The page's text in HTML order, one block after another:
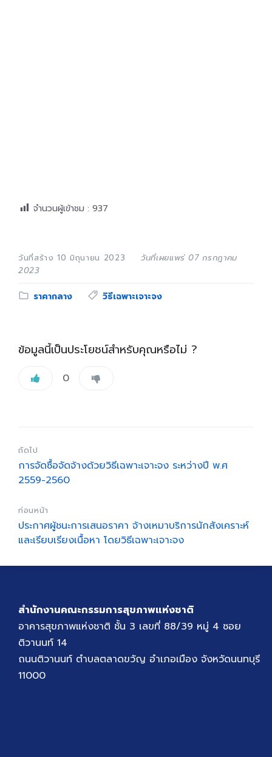
จำนวนผู้เข้าชม : 937
วันที่สร้าง 10 มิถุนายน 2023
วันที่เผยแพร่ 07 กรกฎาคม
2023
Category:
ราคากลาง Tags:
วิธีเฉพาะเจาะจง
ข้อมูลนี้เป็นประโยชน์สำหรับคุณหรือไม่ ?
0
ถัดไป
การจัดซื้อจัดจ้างด้วยวิธีเฉพาะเจาะจง ระหว่างปี พ.ศ
2559-2560
ก่อนหน้า
ประกาศผู้ชนะการเสนอราคา จ้างเหมาบริการนักสังเคราะห์
และเรียบเรียงเนื้อหา โดยวิธีเฉพาะเจาะจง
สำนักงานคณะกรรมการสุขภาพแห่งชาติ
อาคารสุขภาพแห่งชาติ ชั้น 3 เลขที่ 88/39 หมู่ 4 ซอย
ติวานนท์ 14
ถนนติวานนท์ ตำบลตลาดขวัญ อำเภอเมือง จังหวัดนนทบุรี
11000